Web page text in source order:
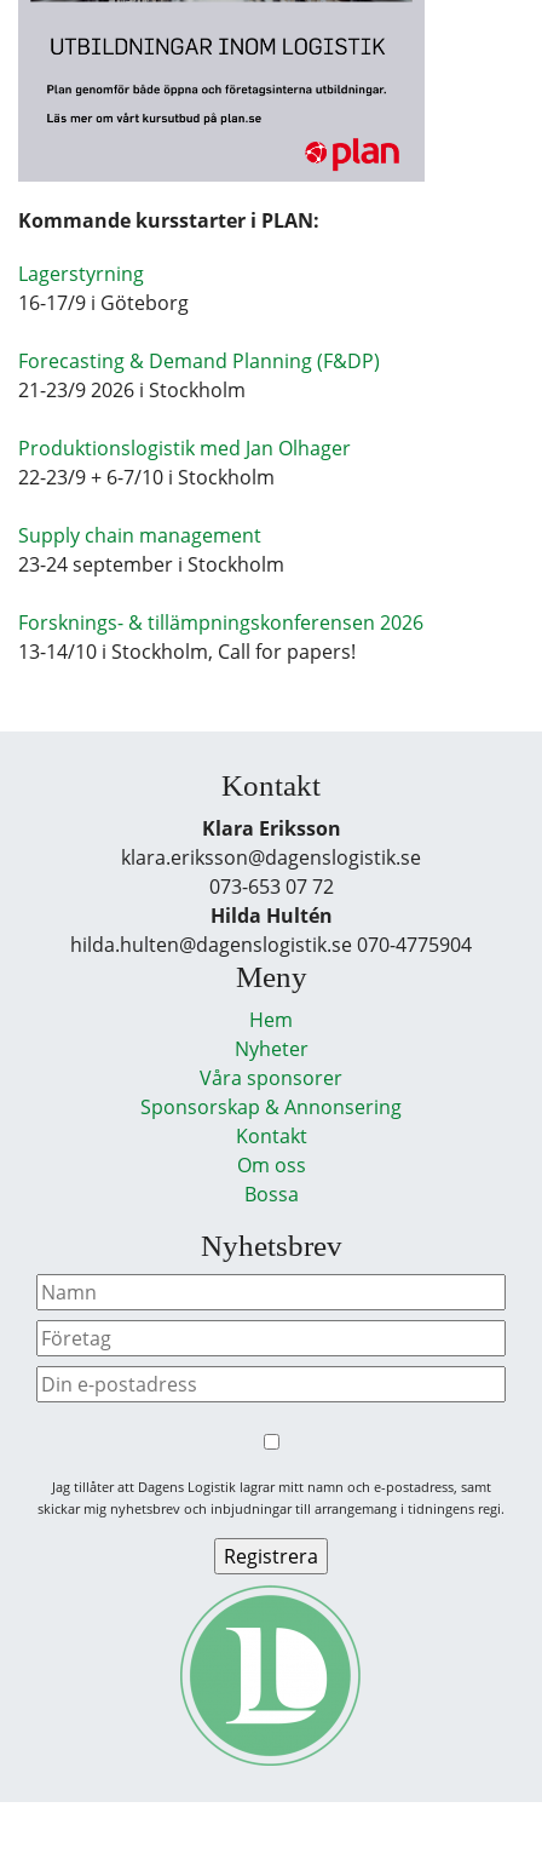
Kommande kursstarter i PLAN:
Lagerstyrning
16-17/9 i Göteborg
Forecasting & Demand Planning (F&DP)
21-23/9 2026 i Stockholm
Produktionslogistik med Jan Olhager
22-23/9 + 6-7/10 i Stockholm
Supply chain management
23-24 september i Stockholm
Forsknings- & tillämpningskonferensen 2026
13-14/10 i Stockholm, Call for papers!
Kontakt
Klara Eriksson
klara.eriksson@dagenslogistik.se
073-653 07 72
Hilda Hultén
hilda.hulten@dagenslogistik.se 070-4775904
Meny
Hem
Nyheter
Våra sponsorer
Sponsorskap & Annonsering
Kontakt
Om oss
Bossa
Nyhetsbrev
Jag tillåter att Dagens Logistik lagrar mitt namn och e-postadress, samt
skickar mig nyhetsbrev och inbjudningar till arrangemang i tidningens regi.